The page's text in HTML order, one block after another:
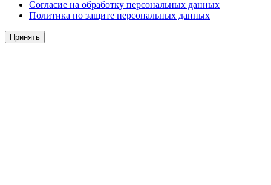
Согласие на обработку персональных данных
Политика по защите персональных данных
Принять